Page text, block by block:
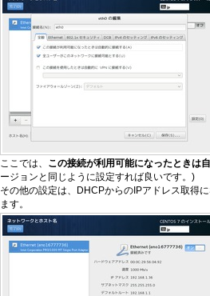
ここでは、 この接続が利用可能になったときは
ージョンと同じように設定すれば良いです。)
その他の設定は、DHCPからのIPアドレス取得
ます。